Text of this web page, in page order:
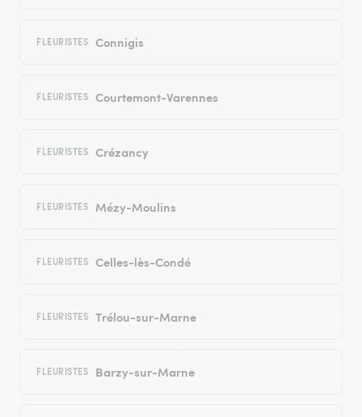
FLEURISTES Connigis
FLEURISTES Courtemont-Varennes
FLEURISTES Crézancy
FLEURISTES Mézy-Moulins
FLEURISTES Celles-lès-Condé
FLEURISTES Trélou-sur-Marne
FLEURISTES Barzy-sur-Marne